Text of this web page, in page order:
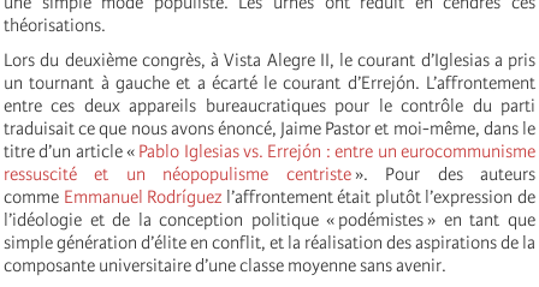
théorisations.
Lors du deuxième congrès, à Vista Alegre II, le courant d’Iglesias a pris
un tournant à gauche et a écarté le courant d’Errejón. L’affrontement
entre ces deux appareils bureaucratiques pour le contrôle du parti
traduisait ce que nous avons énoncé, Jaime Pastor et moi-même, dans le
titre d’un article « Pablo Iglesias vs. Errejón : entre un eurocommunisme
ressuscité et un néopopulisme centriste». Pour des auteurs
comme Emmanuel Rodríguez l’affrontement était plutôt l’expression de
l’idéologie et de la conception politique « podémistes » en tant que
simple génération d’élite en conflit, et la réalisation des aspirations de la
composante universitaire d’une classe moyenne sans avenir.